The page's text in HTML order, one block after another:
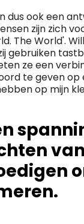
dus ook een
zijn zich
The World'.
gebruiken
ze een
te geven op
op mijn